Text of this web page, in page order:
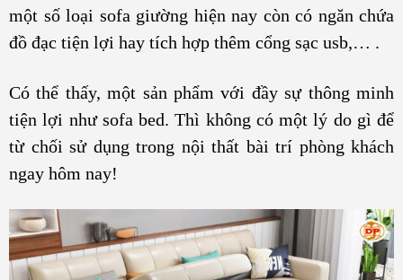
một số loại sofa giường hiện nay còn có ngăn chứa
đồ đạc tiện lợi hay tích hợp thêm cổng sạc usb,… .
Có thể thấy, một sản phẩm với đầy sự thông minh
tiện lợi như sofa bed. Thì không có một lý do gì để
từ chối sử dụng trong nội thất bài trí phòng khách
ngay hôm nay!